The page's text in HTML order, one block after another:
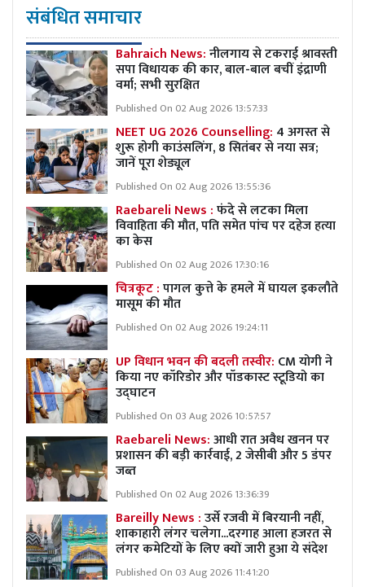
संबंधित समाचार
Bahraich News:नीलगाय से टकराई श्रावस्ती
सपा विधायक की कार, बाल-बाल बचीं इंद्राणी
वर्मा; सभी सुरक्षित
Published On 02 Aug 2026 13:57:33
NEET UG 2026 Counselling: 4 अगस्त से
शुरू होगी काउंसलिंग, 8 सितंबर से नया सत्र;
जानें पूरा शेड्यूल
Published On 02 Aug 2026 13:55:36
Raebareli News :फंदे से लटका मिला
विवाहिता की मौत, पति समेत पांच पर दहेज हत्या
का केस
Published On 02 Aug 2026 17:30:16
चित्रकूट :पागल कुत्ते के हमले में घायल इकलौते
मासूम की मौत
Published On 02 Aug 2026 19:24:11
UP विधान भवन की बदली तस्वीर: CM योगी ने
किया नए कॉरिडोर और पॉडकास्ट स्टूडियो का
उद्घाटन
Published On 03 Aug 2026 10:57:57
Raebareli News:आधी रात अवैध खनन पर
प्रशासन की बड़ी कार्रवाई, 2 जेसीबी और 5 डंपर
जब्त
Published On 02 Aug 2026 13:36:39
Bareilly News :उर्से रजवी में बिरयानी नहीं,
शाकाहारी लंगर चलेगा...दरगाह आला हजरत से
लंगर कमेटियों के लिए क्यों जारी हुआ ये संदेश
Published On 03 Aug 2026 11:41:20